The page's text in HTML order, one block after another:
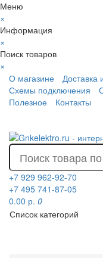
Меню
×
Информация
×
Поиск товаров
×
О магазине
Доставка
Схемы подключения
Полезное
Контакты
+7 929 962-92-70
+7 495 741-87-05
0.00 р. 0
Список категорий